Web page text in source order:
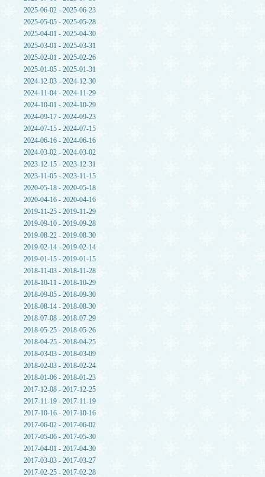
2025-06-02 - 2025-06-23
2025-05-05 - 2025-05-28
2025-04-01 - 2025-04-30
2025-03-01 - 2025-03-31
2025-02-01 - 2025-02-26
2025-01-05 - 2025-01-31
2024-12-03 - 2024-12-30
2024-11-04 - 2024-11-29
2024-10-01 - 2024-10-29
2024-09-17 - 2024-09-23
2024-07-15 - 2024-07-15
2024-06-16 - 2024-06-16
2024-03-02 - 2024-03-02
2023-12-15 - 2023-12-31
2023-11-05 - 2023-11-15
2020-05-18 - 2020-05-18
2020-04-16 - 2020-04-16
2019-11-25 - 2019-11-29
2019-09-10 - 2019-09-28
2019-08-22 - 2019-08-30
2019-02-14 - 2019-02-14
2019-01-15 - 2019-01-15
2018-11-03 - 2018-11-28
2018-10-11 - 2018-10-29
2018-09-05 - 2018-09-30
2018-08-14 - 2018-08-30
2018-07-08 - 2018-07-29
2018-05-25 - 2018-05-26
2018-04-25 - 2018-04-25
2018-03-03 - 2018-03-09
2018-02-03 - 2018-02-24
2018-01-06 - 2018-01-23
2017-12-08 - 2017-12-25
2017-11-19 - 2017-11-19
2017-10-16 - 2017-10-16
2017-06-02 - 2017-06-02
2017-05-06 - 2017-05-30
2017-04-01 - 2017-04-30
2017-03-03 - 2017-03-27
2017-02-25 - 2017-02-28